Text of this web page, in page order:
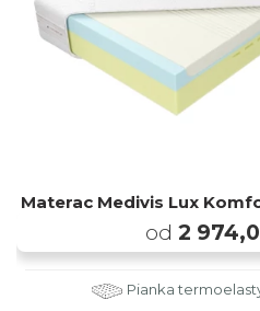
Materac Medivis Lux
od 2
Pianka